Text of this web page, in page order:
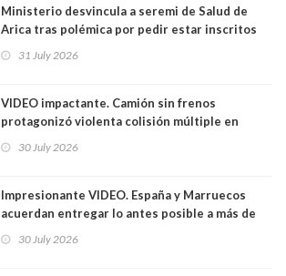
Ministerio desvincula a seremi de Salud de
Arica tras polémica por pedir estar inscritos
Ya son 29 seremis despedidos desde el 11 de
31 July 2026
VIDEO impactante. Camión sin frenos
protagonizó violenta colisión múltiple en
30 July 2026
Impresionante VIDEO. España y Marruecos
acuerdan entregar lo antes posible a más de
avalancha y de manera irregular a territorio
30 July 2026